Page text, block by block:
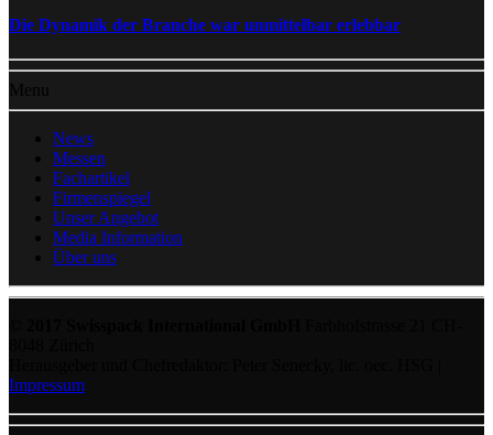
Die Dynamik der Branche war unmittelbar erlebbar
Menu
News
Messen
Fachartikel
Firmenspiegel
Unser Angebot
Media Information
Über uns
Impressum